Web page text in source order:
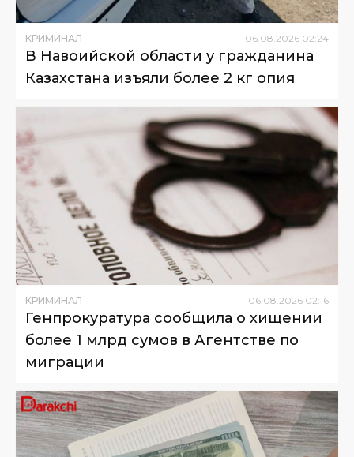
КРИМИНАЛ 06 08 2026 02:24
В Навоийской области у гражданина
Казахстана изъяли более 2 кг опия
КРИМИНАЛ 06.08.2026 02:16
Генпрокуратура сообщила о хищении
более 1 млрд сумов в Агентстве по
миграции